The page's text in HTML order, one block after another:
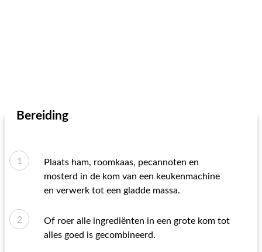
Bereiding
Plaats ham, roomkaas, pecannoten en
mosterd in de kom van een keukenmachine
en verwerk tot een gladde massa.
Of roer alle ingrediënten in een grote kom tot
alles goed is gecombineerd.